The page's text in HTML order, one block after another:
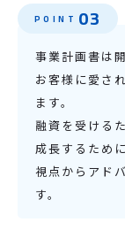
POINT 03
事業計画書は
お客様に愛さ
ます。
融資を受ける
成長するため
視点からアド
す。